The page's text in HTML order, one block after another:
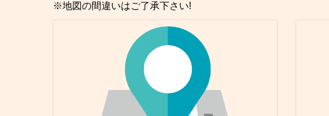
※地図の間違いはご了承下さい!